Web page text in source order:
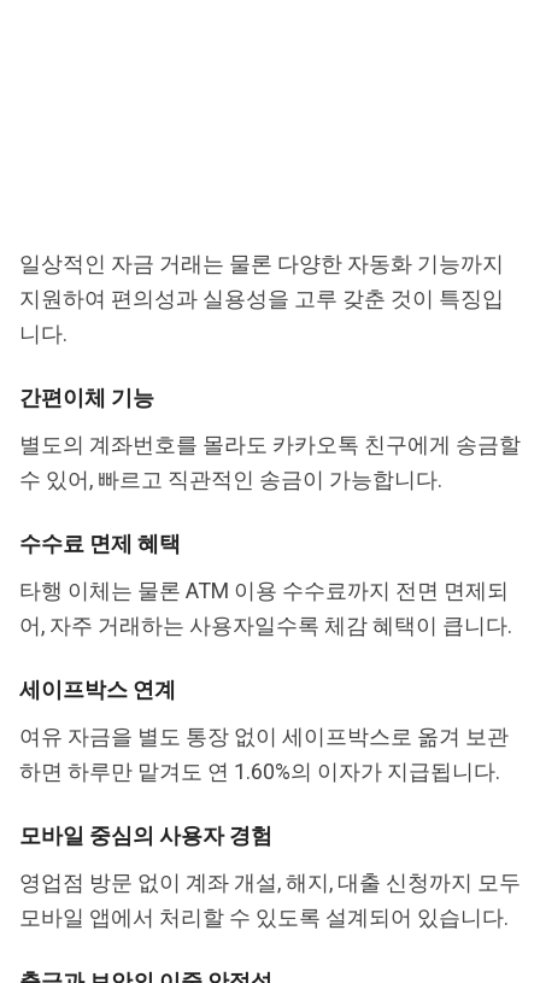
일상적인 자금 거래는 물론 다양한 자동화 기능까지
지원하여 편의성과 실용성을 고루 갖춘 것이 특징입
니다.
간편이체 기능
별도의 계좌번호를 몰라도 카카오톡 친구에게 송금할
수 있어, 빠르고 직관적인 송금이 가능합니다.
수수료 면제 혜택
타행 이체는 물론 ATM 이용 수수료까지 전면 면제되
어, 자주 거래하는 사용자일수록 체감 혜택이 큽니다.
세이프박스 연계
여유 자금을 별도 통장 없이 세이프박스로 옮겨 보관
하면 하루만 맡겨도 연 1.60%의 이자가 지급됩니다.
모바일 중심의 사용자 경험
영업점 방문 없이 계좌 개설, 해지, 대출 신청까지 모두
모바일 앱에서 처리할 수 있도록 설계되어 있습니다.